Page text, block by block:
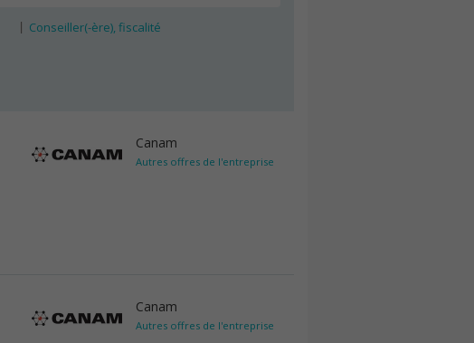
Conseiller(-ère), fiscalité
Canam
Autres offres de l'entreprise
Canam
Autres offres de l'entreprise